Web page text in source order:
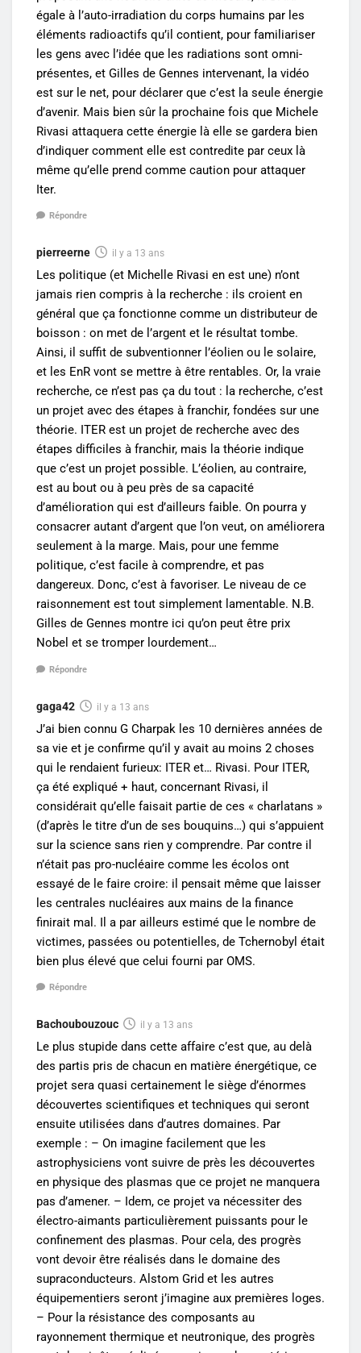
égale à l’auto-irradiation du corps humains par les
éléments radioactifs qu’il contient, pour familiariser
les gens avec l’idée que les radiations sont omni-
présentes, et Gilles de Gennes intervenant, la vidéo
est sur le net, pour déclarer que c’est la seule énergie
d’avenir. Mais bien sûr la prochaine fois que Michele
Rivasi attaquera cette énergie là elle se gardera bien
d’indiquer comment elle est contredite par ceux là
même qu’elle prend comme caution pour attaquer
Iter.
Répondre
pierreerne il y a 13 ans
Les politique (et Michelle Rivasi en est une) n’ont
jamais rien compris à la recherche : ils croient en
général que ça fonctionne comme un distributeur de
boisson : on met de l’argent et le résultat tombe.
Ainsi, il suffit de subventionner l’éolien ou le solaire,
et les EnR vont se mettre à être rentables. Or, la vraie
recherche, ce n’est pas ça du tout : la recherche, c’est
un projet avec des étapes à franchir, fondées sur une
théorie. ITER est un projet de recherche avec des
étapes difficiles à franchir, mais la théorie indique
que c’est un projet possible. L’éolien, au contraire,
est au bout ou à peu près de sa capacité
d’amélioration qui est d’ailleurs faible. On pourra y
consacrer autant d’argent que l’on veut, on améliorera
seulement à la marge. Mais, pour une femme
politique, c’est facile à comprendre, et pas
dangereux. Donc, c’est à favoriser. Le niveau de ce
raisonnement est tout simplement lamentable. N.B.
Gilles de Gennes montre ici qu’on peut être prix
Nobel et se tromper lourdement…
Répondre
gaga42 il y a 13 ans
J’ai bien connu G Charpak les 10 dernières années de
sa vie et je confirme qu’il y avait au moins 2 choses
qui le rendaient furieux: ITER et… Rivasi. Pour ITER,
ça été expliqué + haut, concernant Rivasi, il
considérait qu’elle faisait partie de ces « charlatans »
(d’après le titre d’un de ses bouquins…) qui s’appuient
sur la science sans rien y comprendre. Par contre il
n’était pas pro-nucléaire comme les écolos ont
essayé de le faire croire: il pensait même que laisser
les centrales nucléaires aux mains de la finance
finirait mal. Il a par ailleurs estimé que le nombre de
victimes, passées ou potentielles, de Tchernobyl était
bien plus élevé que celui fourni par OMS.
Répondre
Bachoubouzouc il y a 13 ans
Le plus stupide dans cette affaire c’est que, au delà
des partis pris de chacun en matière énergétique, ce
projet sera quasi certainement le siège d’énormes
découvertes scientifiques et techniques qui seront
ensuite utilisées dans d’autres domaines. Par
exemple : – On imagine facilement que les
astrophysiciens vont suivre de près les découvertes
en physique des plasmas que ce projet ne manquera
pas d’amener. – Idem, ce projet va nécessiter des
électro-aimants particulièrement puissants pour le
confinement des plasmas. Pour cela, des progrès
vont devoir être réalisés dans le domaine des
supraconducteurs. Alstom Grid et les autres
équipementiers seront j’imagine aux premières loges.
– Pour la résistance des composants au
rayonnement thermique et neutronique, des progrès